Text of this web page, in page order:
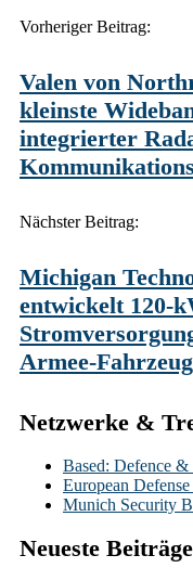
Post
Vorheriger Beitrag:
Valen von
kleinste
integrierter
Nächster Beitrag:
Michigan
entwickelt 120-
Armee-
Netzwerke &
Based: Defence
European
Munich Security
Neueste Beiträge